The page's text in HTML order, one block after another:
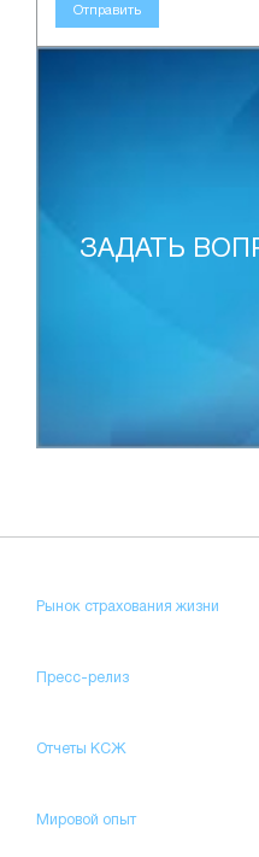
Отправить
ЗАДАТЬ
Рынок страхования жизни
Пресс-релиз
Отчеты КСЖ
Мировой опыт